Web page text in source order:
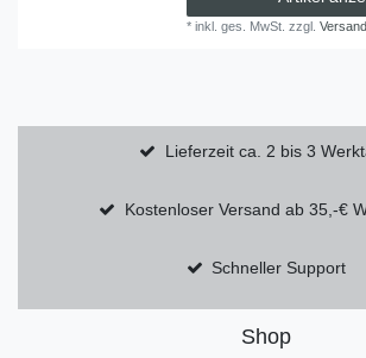
*inkl. ges. MwSt. zzgl.
Lieferzeit ca. 2 bis 3
Kostenloser Versand ab 35,-€
Schneller Support
Shop